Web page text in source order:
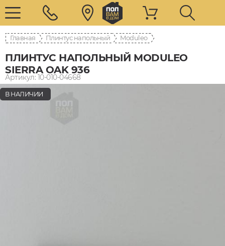
Главная Плинтус напольный Moduleo
ПЛИНТУС НАПОЛЬНЫЙ MODULEO
SIERRA OAK 936
Артикул: 10-010-04668
В НАЛИЧИИ